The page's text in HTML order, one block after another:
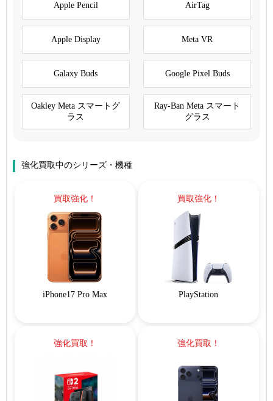
Apple Pencil AirTag
Apple Display Meta VR
Galaxy Buds Google Pixel Buds
Oakley Meta スマートグ
ラス
Ray-Ban Meta スマート
グラス
強化買取中のシリーズ・機種
買取強化！
iPhone17 Pro Max
買取強化！
PlayStation
強化買取！ 強化買取！